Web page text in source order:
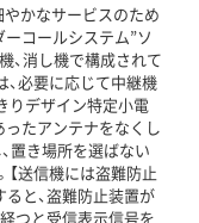
やかなサービスのため
コールシステム”ソ
、消し機で構成されて
必要に応じて中継機
りデザイン特定小電
ったアンテナをなくし
置き場所を選ばない
送信機には盗難防止
と、盗難防止装置が
つと受信表示信号を